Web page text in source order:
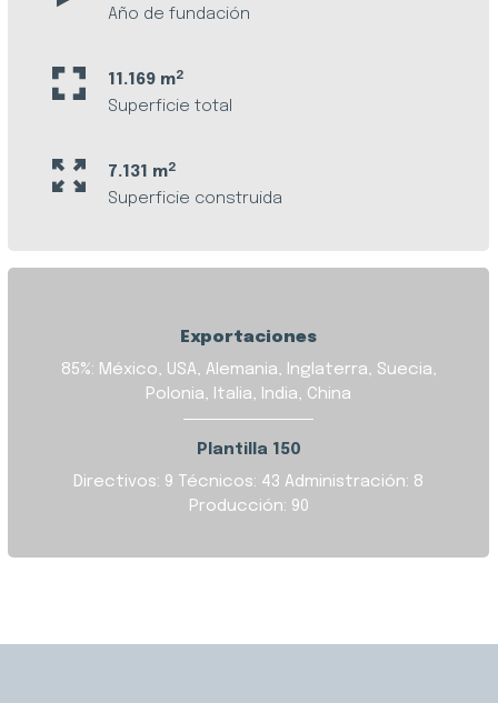
Año de fundación
11.169 m2
Superficie total
7.131 m2
Superficie construida
Exportaciones
85%: México, USA, Alemania, Inglaterra, Suecia,
Polonia, Italia, India, China
Plantilla 150
Directivos: 9 Técnicos: 43 Administración: 8
Producción: 90